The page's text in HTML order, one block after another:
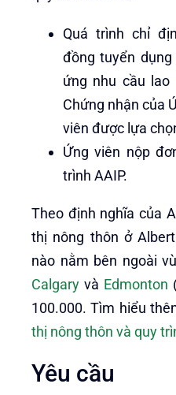
Quá trình chỉ
đồng tuyển
ứng nhu cầu
Chứng nhận của
viên được lựa
Ứng viên nộp
trình AAIP.
Theo định nghĩa của
thị nông thôn ở
nào nằm bên ngoài
Calgary và Edmonton
100.000. Tìm hiểu
thị nông thôn và quy
Yêu cầu